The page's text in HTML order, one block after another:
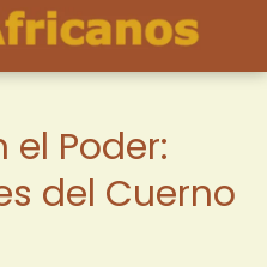
el Poder:
del Cuerno